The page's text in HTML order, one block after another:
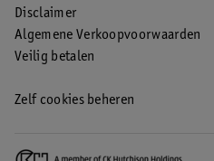
Disclaimer
Algemene Verkoopvoorwaarden
Veilig betalen
Zelf cookies beheren